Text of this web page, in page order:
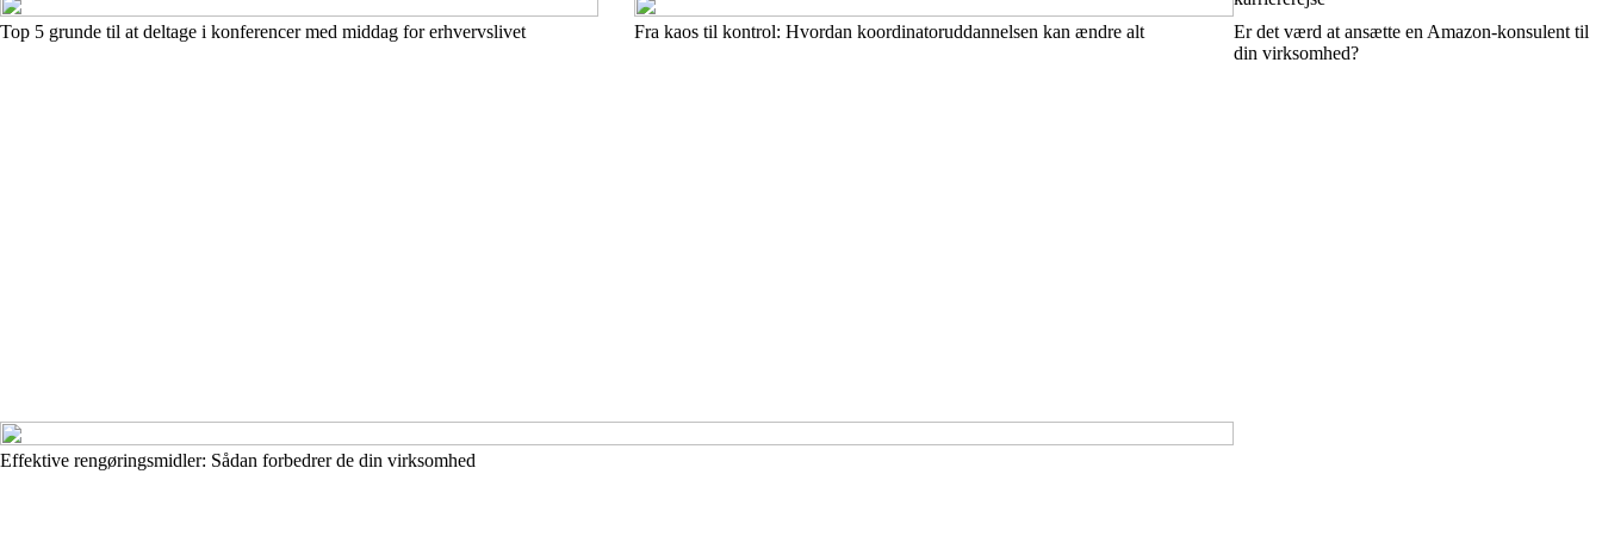
Top 5 grunde til at deltage i konferencer med middag for erhvervslivet Fra kaos til kontrol: Hvordan koordinatoruddannelsen kan ændre alt
Effektive rengøringsmidler: Sådan forbedrer de din virksomhed
Er det værd at ansætte en Amazon-konsulent til
din virksomhed?